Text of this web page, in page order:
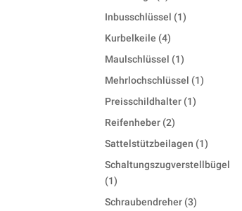
product
Inbusschlüssel 11
Kurbelkeile 44
products
Maulschlüssel 11
product
Mehrlochschlüssel 11
Preisschildhalter 11
Reifenheber 22
products
Sattelstützbeilagen 11
product
Schaltungszugverstellbügel
11
product
Schraubendreher 33